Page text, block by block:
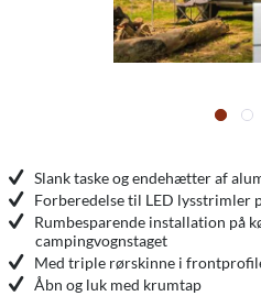
Slank taske og endehætter af
Forberedelse til LED lysstrimler
Rumbesparende installation på
campingvognstaget
Med triple rørskinne i
Åbn og luk med krumtap